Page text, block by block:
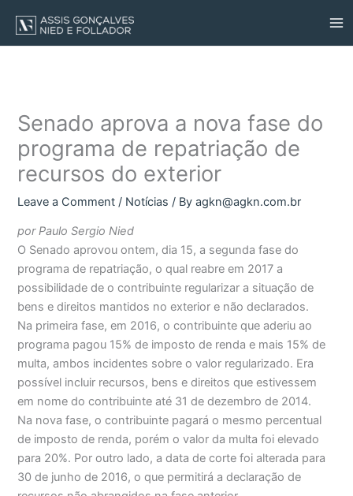
content
Senado aprova a nova fase do
programa de repatriação de
recursos do exterior
Leave a Comment / Notícias / Byagkn@agkn.com.br
por Paulo Sergio Nied
O Senado aprovou ontem, dia 15, a segunda fase do
programa de repatriação, o qual reabre em 2017 a
possibilidade de o contribuinte regularizar a situação de
bens e direitos mantidos no exterior e não declarados.
Na primeira fase, em 2016, o contribuinte que aderiu ao
programa pagou 15% de imposto de renda e mais 15% de
multa, ambos incidentes sobre o valor regularizado. Era
possível incluir recursos, bens e direitos que estivessem
em nome do contribuinte até 31 de dezembro de 2014.
Na nova fase, o contribuinte pagará o mesmo percentual
de imposto de renda, porém o valor da multa foi elevado
para 20%. Por outro lado, a data de corte foi alterada para
30 de junho de 2016, o que permitirá a declaração de